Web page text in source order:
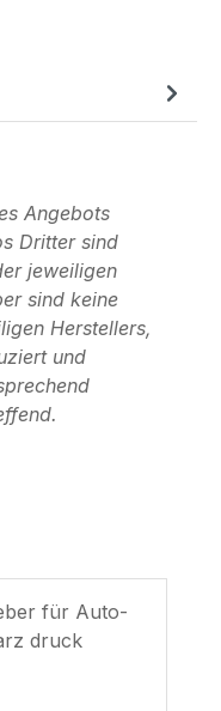
Angebots
Dritter sind
jeweiligen
sind keine
Herstellers,
und